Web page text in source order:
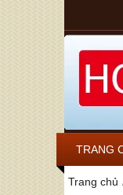
TRANG
Trang chủ